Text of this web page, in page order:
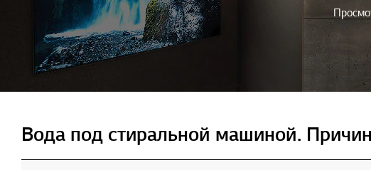
Вода под стиральной машиной.